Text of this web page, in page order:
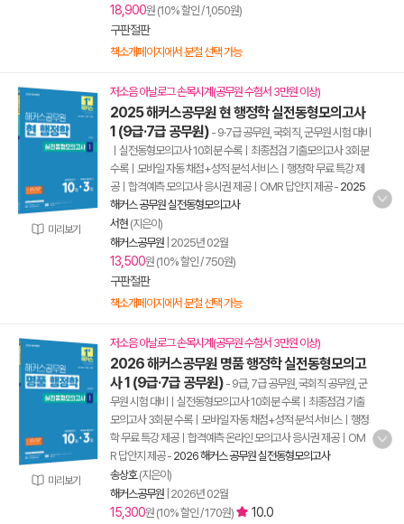
18,900원 (10% 할인 / 1,050원)
구판절판
책소개페이지에서 분철 선택 가능
미리보기
저소음 아날로그 손목시계(공무원 수험서 3만원 이상)
2025 해커스공무원 현 행정학 실전동형모의고사
1 (9급·7급 공무원) - 9·7급 공무원, 국회직, 군무원 시험 대비
ㅣ실전동형모의고사 10회분 수록ㅣ최종점검 기출모의고사 3회분
수록ㅣ모바일 자동 채점+성적 분석 서비스ㅣ행정학 무료 특강 제
공ㅣ합격예측 모의고사 응시권 제공ㅣOMR 답안지 제공- 2025
해커스 공무원 실전동형모의고사
서현 (지은이)
해커스공무원 2025년 02월
13,500원 (10% 할인 / 750원)
구판절판
책소개페이지에서 분철 선택 가능
미리보기
저소음 아날로그 손목시계(공무원 수험서 3만원 이상)
2026 해커스공무원 명품 행정학 실전동형모의고
사 1 (9급·7급 공무원) - 9급, 7급 공무원, 국회직 공무원, 군
무원 시험 대비ㅣ실전동형모의고사 10회분 수록ㅣ최종점검 기출
모의고사 3회분 수록ㅣ모바일 자동 채점+성적 분석 서비스ㅣ행정
학 무료 특강 제공ㅣ합격예측 온라인 모의고사 응시권 제공ㅣOM
R 답안지 제공- 2026 해커스 공무원 실전동형모의고사
송상호(지은이)
해커스공무원 2026년 02월
15,300원 (10% 할인 / 170원) 10.0